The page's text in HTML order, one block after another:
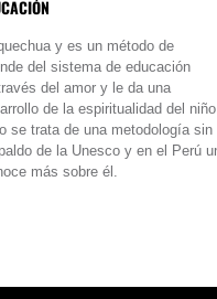
y es un método de
del sistema de educación
del amor y le da una
de la espiritualidad del
se trata de una metodología sin
de la Unesco y en el Perú
más sobre él.